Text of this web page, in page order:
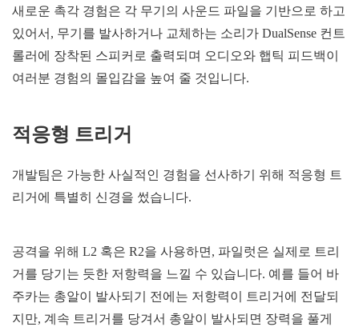
새로운 촉각 경험은 각 무기의 사운드 파일을 기반으로 하고
있어서, 무기를 발사하거나 교체하는 소리가 DualSense 컨트
롤러에 장착된 스피커로 출력되며 오디오와 햅틱 피드백이
여러분 경험의 몰입감을 높여 줄 것입니다.
적응형 트리거
개발팀은 가능한 사실적인 경험을 선사하기 위해 적응형 트
리거에 특별히 신경을 썼습니다.
공격을 위해 L2 혹은 R2을 사용하면, 파일럿은 실제로 트리
거를 당기는 듯한 저항력을 느낄 수 있습니다. 예를 들어 바
주카는 총알이 발사되기 전에는 저항력이 트리거에 전달되
지만, 계속 트리거를 당겨서 총알이 발사되면 장력을 풀게